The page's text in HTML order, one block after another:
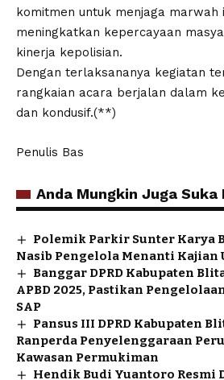
komitmen untuk menjaga marwah
meningkatkan kepercayaan
kinerja kepolisian.
Dengan terlaksananya kegiatan
rangkaian acara berjalan dalam
dan kondusif.(**)
Penulis Bas
Anda Mungkin Juga Suka
Polemik Parkir Sunter Karya
Nasib Pengelola Menanti Kajian
Banggar DPRD Kabupaten
APBD 2025, Pastikan
SAP
Pansus III DPRD Kabupaten
Ranperda Penyelenggaraan
Kawasan Permukiman
Hendik Budi Yuantoro Resmi